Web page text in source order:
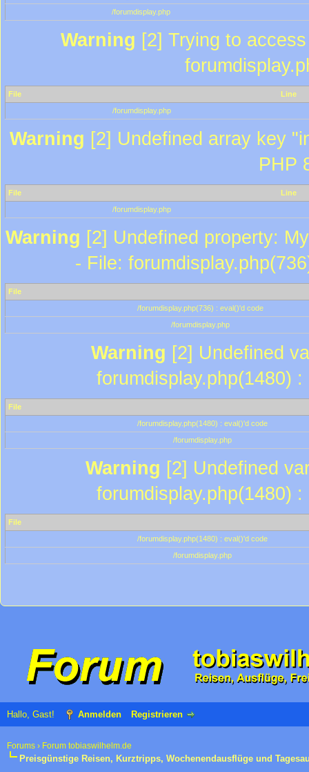
/forumdisplay.php
Warning [2] Trying to
File
Line
/forumdisplay.php
Warning [2] Undefined array key
PHP
File
Line
/forumdisplay.php
Warning [2] Undefined property:
- File:
File
/forumdisplay.php(736) : eval()'d code
/forumdisplay.php
Warning [2] Undefined
forumdisplay.php(1480)
File
/forumdisplay.php(1480) : eval()'d code
/forumdisplay.php
Warning [2] Undefined
forumdisplay.php(1480)
File
/forumdisplay.php(1480) : eval()'d code
/forumdisplay.php
Hallo, Gast! Anmelden Registrieren
Forums › Forum tobiaswilhelm.de
Preisgünstige Reisen, Kurztripps, Wochenendausflüge und